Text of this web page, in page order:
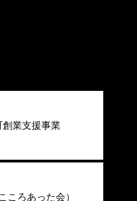
業支援事業
ころあった会）